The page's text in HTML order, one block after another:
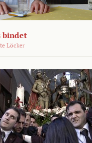
bindet
Löcker